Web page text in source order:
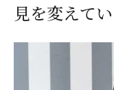
見を変えて